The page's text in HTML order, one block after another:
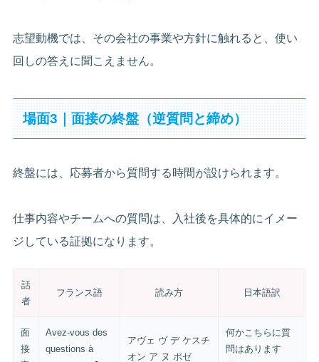
志望動機では、その会社の事業や方針に触れると、使い
回しの答えに聞こえません。
場面3｜面接の終盤（逆質問と締め）
終盤には、応募者から質問する時間が設けられます。
仕事内容やチームへの質問は、入社後を具体的にイメー
ジしている証拠になります。
話
者
フランス語 読み方 日本語訳
面
接
Avez-vous des
questions à
アヴェ ヴ デ ケスチ
オン ア ヌ ポゼ
何かこちらに質
問はあります